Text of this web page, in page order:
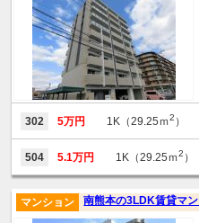
302 5万円 1K（29.25ｍ2 ）
504 5.1万円 1K（29.25ｍ2 ）
南熊本の3LDK賃貸マ
マンション